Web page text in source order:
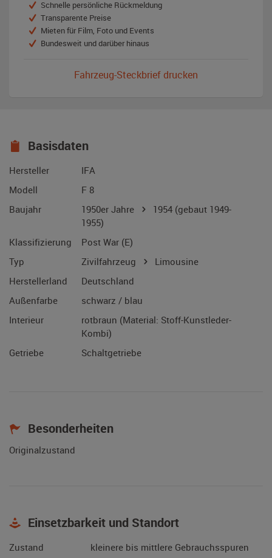
Schnelle persönliche Rückmeldung
Transparente Preise
Mieten für Film, Foto und Events
Bundesweit und darüber hinaus
Fahrzeug-Steckbrief drucken
Basisdaten
Hersteller
IFA
Modell
F 8
Baujahr
1950er Jahre 1954 (gebaut 1949-
1955)
Klassifizierung
Post War (E)
Typ
Zivilfahrzeug
Limousine
Herstellerland
Deutschland
Außenfarbe
schwarz / blau
Interieur
rotbraun (Material: Stoff-Kunstleder-
Kombi)
Getriebe
Schaltgetriebe
Besonderheiten
Originalzustand
Einsetzbarkeit und Standort
Zustand
kleinere bis mittlere Gebrauchsspuren